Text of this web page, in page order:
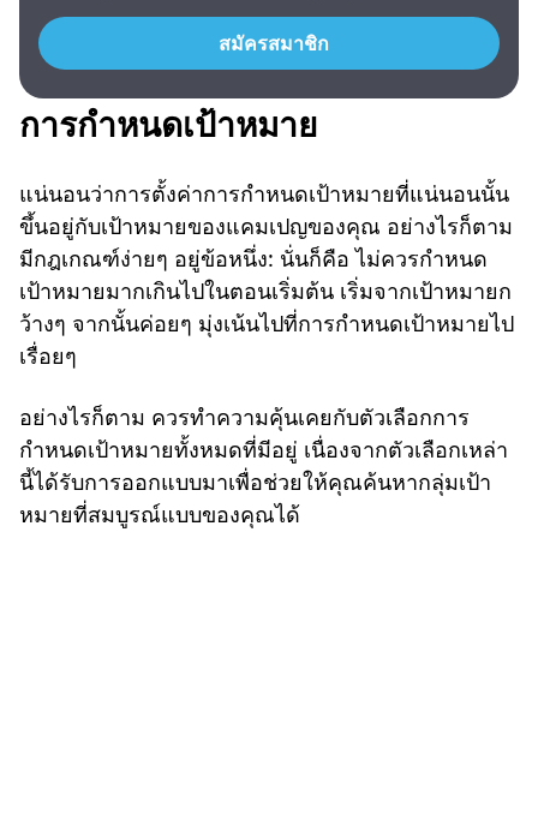
สมัครสมาชิก
การกำหนดเป้าหมาย
แน่นอนว่าการตั้งค่าการกำหนดเป้าหมายที่แน่นอนนั้น
ขึ้นอยู่กับเป้าหมายของแคมเปญของคุณ อย่างไรก็ตาม
มีกฎเกณฑ์ง่ายๆ อยู่ข้อหนึ่ง: นั่นก็คือ ไม่ควรกำหนด
เป้าหมายมากเกินไปในตอนเริ่มต้น เริ่มจากเป้าหมายก
ว้างๆ จากนั้นค่อยๆ มุ่งเน้นไปที่การกำหนดเป้าหมายไป
เรื่อยๆ
อย่างไรก็ตาม ควรทำความคุ้นเคยกับตัวเลือกการ
กำหนดเป้าหมายทั้งหมดที่มีอยู่ เนื่องจากตัวเลือกเหล่า
นี้ได้รับการออกแบบมาเพื่อช่วยให้คุณค้นหากลุ่มเป้า
หมายที่สมบูรณ์แบบของคุณได้